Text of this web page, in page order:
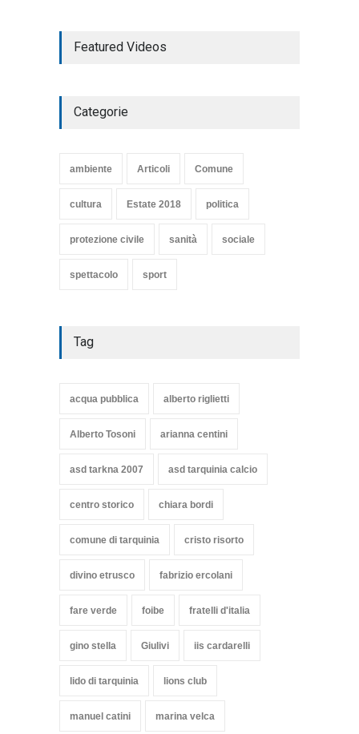
COMMEDIA"
TARQUINIA
Featured Videos
Categorie
ambiente Articoli Comune
cultura Estate 2018 politica
protezione civile sanità sociale
spettacolo sport
Tag
acqua pubblica alberto riglietti
Alberto Tosoni arianna centini
asd tarkna 2007 asd tarquinia calcio
centro storico chiara bordi
comune di tarquinia cristo risorto
divino etrusco fabrizio ercolani
fare verde foibe fratelli d'italia
gino stella Giulivi iis cardarelli
lido di tarquinia lions club
manuel catini marina velca